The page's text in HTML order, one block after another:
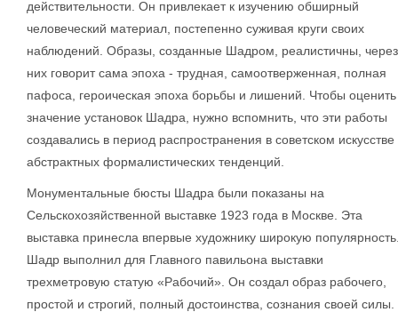
действительности. Он привлекает к изучению обширный
человеческий материал, постепенно суживая круги своих
наблюдений. Образы, созданные Шадром, реалистичны, через
них говорит сама эпоха - трудная, самоотверженная, полная
пафоса, героическая эпоха борьбы и лишений. Чтобы оценить
значение установок Шадра, нужно вспомнить, что эти работы
создавались в период распространения в советском искусстве
абстрактных формалистических тенденций.
Монументальные бюсты Шадра были показаны на
Сельскохозяйственной выставке 1923 года в Москве. Эта
выставка принесла впервые художнику широкую
Шадр выполнил для Главного павильона выставки
трехметровую статую «Рабочий». Он создал образ рабочего,
простой и строгий, полный достоинства, сознания своей силы.